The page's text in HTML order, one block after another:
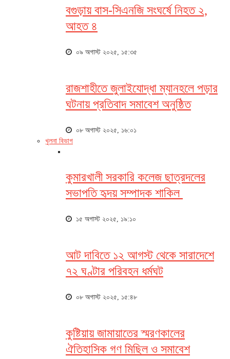
বগুড়ায় বাস-সিএনজি সংঘর্ষে নিহত ২,
আহত ৪
০৯ অগাস্ট ২০২৫, ১৫:৩৫
রাজশাহীতে জুলাইযোদ্ধা ম্যানহলে পড়ার
ঘটনায় প্রতিবাদ সমাবেশ অনুষ্ঠিত
০৮ অগাস্ট ২০২৫, ১৬:০১
খুলনা বিভাগ
কুমারখালী সরকারি কলেজ ছাত্রদলের
সভাপতি হৃদয় সম্পাদক শাকিল
১৫ অগাস্ট ২০২৫, ১৯:১০
আট দাবিতে ১২ আগস্ট থেকে সারাদেশে
৭২ ঘণ্টার পরিবহন ধর্মঘট
০৮ অগাস্ট ২০২৫, ১৫:৪৮
কুষ্টিয়ায় জামায়াতের স্মরণকালের
ঐতিহাসিক গণ মিছিল ও সমাবেশ